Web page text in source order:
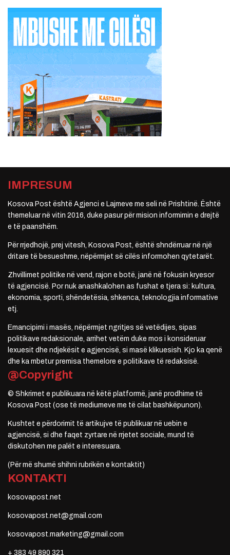
IMPRESUM
Kosova Post është Agjenci e Lajmeve me seli në Prishtinë. Është
themeluar në vitin 2016, duke pasur për mision informimin e drejtë
e të paanshëm.
Për rrjedhojë, prej vitesh, Kosova Post, është shndërruar në një
dritare të besueshme, nëpërmjet së cilës informohen qytetarët.
Zhvillimet politike në vend, rajon e botë, janë në fokusin kryesor
të agjencisë. Por nuk anashkalohen as fushat e tjera si: kultura,
ekonomia, sporti, shëndetësia, shkenca, teknologjia informative
etj.
Emancipimi i masës, nëpërmjet ngritjes së vetëdijes, sipas
politikave redaksionale, arrihet vetëm duke mos i konsideruar
lexuesit dhe ndjekësit e agjencisë, si masë klikuesish. Kjo ka qenë
dhe ka mbetur premisa themelore e politikave të redaksisë.
@Copyright
© Shkrimet e publikuara në këtë platformë, janë prodhime të
Kosova Post (ose të mediumeve me të cilat bashkëpunon).
Kushtet e përdorimit të artikujve të publikuar në uebin e
agjencisë, si dhe faqet zyrtare në rrjetet sociale, mund të
diskutohen me palët e interesuara.
(Për më shumë shihni rubrikën e kontaktit)
KONTAKTI
kosovapost.net
kosovapost.net@gmail.com
kosovapost.marketing@gmail.com
+ 383 49 890 321